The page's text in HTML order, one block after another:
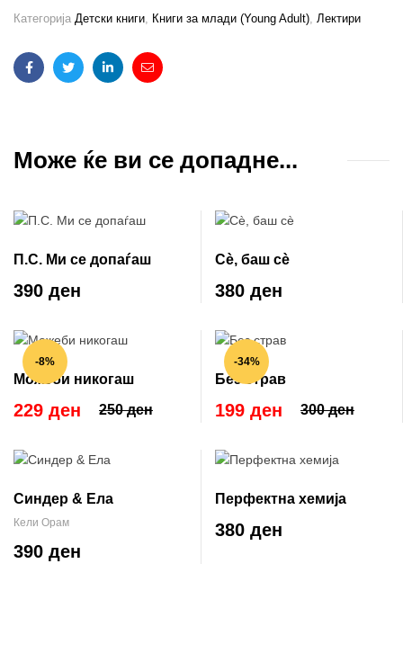
Категорија Детски книги, Книги за млади (Young Adult), Лектири
FacebookTwitterLinkedinEmail
Може ќе ви се допадне...
П.С. Ми се допаѓаш
390 ден
Сè, баш сè
380 ден
-8%
Можеби никогаш
250 ден
229 ден
-34%
Без страв
300 ден
199 ден
Синдер & Ела
Кели Орам
390 ден
Перфектна хемија
380 ден